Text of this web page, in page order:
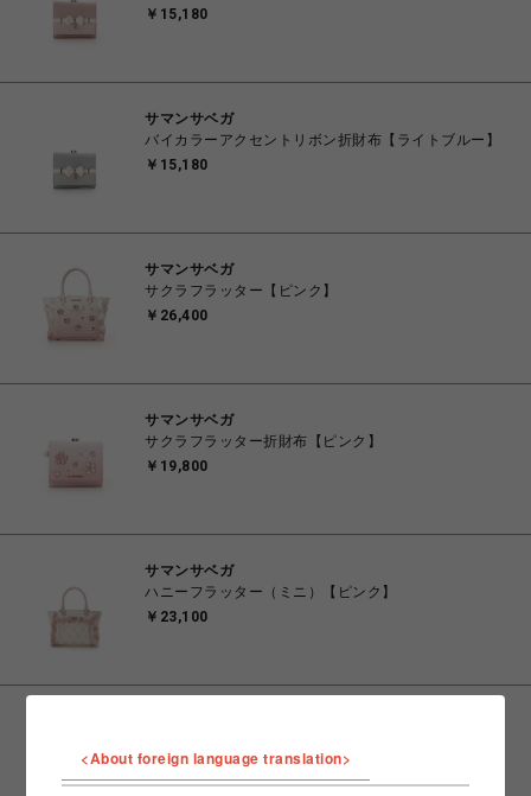
￥15,180
サマンサベガ
バイカラーアクセントリボン折財布【ライトブルー】
￥15,180
サマンサベガ
サクラフラッター【ピンク】
￥26,400
サマンサベガ
サクラフラッター折財布【ピンク】
￥19,800
サマンサベガ
ハニーフラッター（ミニ）【ピンク】
￥23,100
￥23,100
<About foreign language translation>